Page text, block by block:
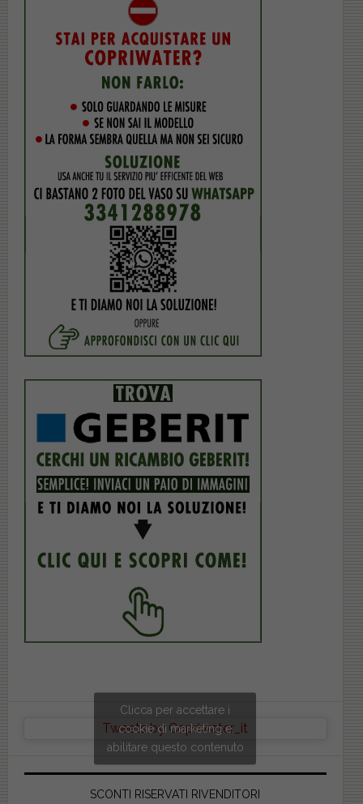
Tweets by Copriwater_it
Clicca per accettare i
cookie di marketing e
abilitare questo contenuto
SCONTI RISERVATI RIVENDITORI